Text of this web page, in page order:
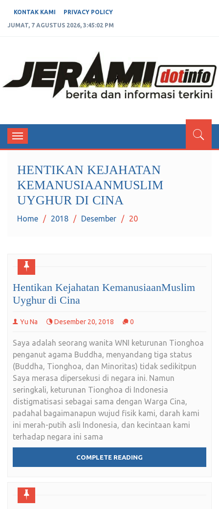
KONTAK KAMI PRIVACY POLICY
JUMAT, 7 AGUSTUS 2026, 3:45:02 PM
JERAMIDOTINFO
Toggle
navigation
HENTIKAN KEJAHATAN
KEMANUSIAANMUSLIM
UYGHUR DI CINA
Home 2018 Desember 20
Hentikan Kejahatan KemanusiaanMuslim
Uyghur di Cina
Yu Na Desember 20, 2018 0
Saya adalah seorang wanita WNI keturunan Tionghoa
penganut agama Buddha, menyandang tiga status
(Buddha, Tionghoa, dan Minoritas) tidak sedikitpun
Saya merasa dipersekusi di negara ini. Namun
seringkali, keturunan Tionghoa di Indonesia
distigmatisasi sebagai sama dengan Warga Cina,
padahal bagaimanapun wujud fisik kami, darah kami
ini merah-putih asli Indonesia, dan kecintaan kami
terhadap negara ini sama
COMPLETE READING